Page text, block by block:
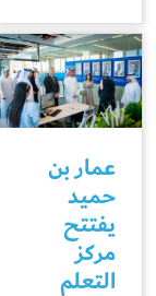
عمار بن
حميد
يفتتح
مركز
التعلم